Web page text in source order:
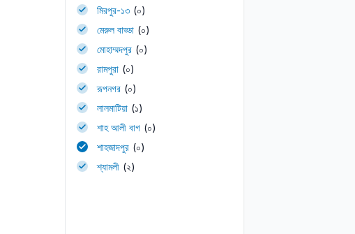
মিরপুর-১৩ (০)
মেরুল বাড্ডা (০)
মোহাম্মদপুর (০)
রামপুরা (০)
রূপনগর (০)
লালমাটিয়া (১)
শাহ আলী বাগ (০)
শাহজাদপুর (০)
শ্যামলী (২)